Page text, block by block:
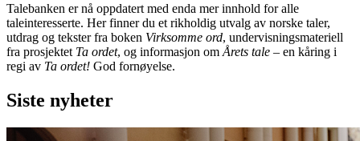
Talebanken er nå oppdatert med enda mer innhold for alle
taleinteresserte. Her finner du et rikholdig utvalg av norske taler,
utdrag og tekster fra boken Virksomme ord, undervisningsmateriell
fra prosjektet Ta ordet, og informasjon om Årets tale – en kåring i
regi av Ta ordet! God fornøyelse.
Siste nyheter